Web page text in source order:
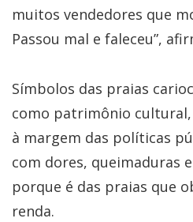
muitos vendedores que
Passou mal e faleceu”,
Símbolos das praias
como patrimônio
à margem das políticas
com dores, queimaduras
porque é das praias que
renda.